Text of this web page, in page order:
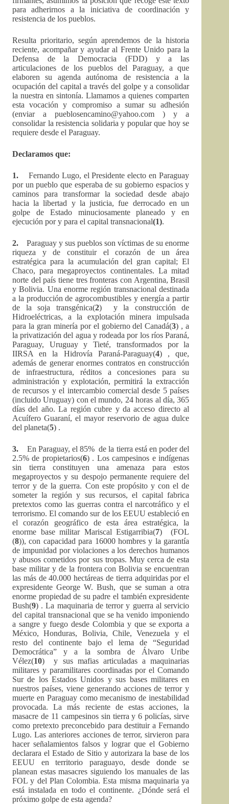
para adherirnos a la iniciativa de coordinación y
resistencia de los pueblos.
Resulta prioritario, según aprendemos de la historia
reciente, acompañar y ayudar al Frente Unido para la
Defensa de la Democracia (FDD) y a las
articulaciones de los pueblos del Paraguay, a que
elaboren su agenda autónoma de resistencia a la
ocupación del capital a través del golpe y a consolidar
la nuestra en sintonía. Llamamos a quienes comparten
esta vocación y compromiso a sumar su adhesión
(enviar apueblosencamino@yahoo.com ) y a
consolidar la resistencia solidaria y popular que hoy se
requiere desde el Paraguay.
Declaramos que:
1.
Fernando Lugo, el Presidente electo en Paraguay
por un pueblo que esperaba de su gobierno espacios y
caminos para transformar la sociedad desde abajo
hacia la libertad y la justicia, fue derrocado en un
golpe de Estado minuciosamente planeado y en
ejecución por y para el capital transnacional(1).
2.
Paraguay y sus pueblos son víctimas de su enorme
riqueza y de constituir el corazón de un área
estratégica para la acumulación del gran capital; El
Chaco, para megaproyectos continentales. La mitad
norte del país tiene tres fronteras con Argentina, Brasil
y Bolivia. Una enorme región transnacional destinada
a la producción de agrocombustibles y energía a partir
de la soja transgénica(2) y la construcción de
Hidroeléctricas, a la explotación minera impulsada
para la gran minería por el gobierno del Canadá(3) , a
la privatización del agua y rodeada por los ríos Paraná,
Paraguay, Uruguay y Tieté, transformados por la
IIRSA en la Hidrovía Paraná-Paraguay(4) , que,
además de generar enormes contratos en construcción
de infraestructura, réditos a concesiones para su
administración y explotación, permitirá la extracción
de recursos y el intercambio comercial desde 5 países
(incluido Uruguay) con el mundo, 24 horas al día, 365
días del año. La región cubre y da acceso directo al
Acuífero Guaraní, el mayor reservorio de agua dulce
del planeta(5) .
3.
En Paraguay, el 85% de la tierra está en poder del
2.5% de propietarios(6) . Los campesinos e indígenas
sin tierra constituyen una amenaza para estos
megaproyectos y su despojo permanente requiere del
terror y de la guerra. Con este propósito y con el de
someter la región y sus recursos, el capital fabrica
pretextos como las guerras contra el narcotráfico y el
terrorismo. El comando sur de los EEUU estableció en
el corazón geográfico de esta área estratégica, la
enorme base militar Mariscal Estigarribia(7) (FOL
(8)), con capacidad para 16000 hombres y la garantía
de impunidad por violaciones a los derechos humanos
y abusos cometidos por sus tropas. Muy cerca de esta
base militar y de la frontera con Bolivia se encuentran
las más de 40.000 hectáreas de tierra adquiridas por el
expresidente George W. Bush, que se suman a otra
enorme propiedad de su padre el también expresidente
Bush(9) . La maquinaria de terror y guerra al servicio
del capital transnacional que se ha venido imponiendo
a sangre y fuego desde Colombia y que se exporta a
México, Honduras, Bolivia, Chile, Venezuela y el
resto del continente bajo el lema de “Seguridad
Democrática” y a la sombra de Álvaro Uribe
Vélez(10) y sus mafias articuladas a maquinarias
militares y paramilitares coordinadas por el Comando
Sur de los Estados Unidos y sus bases militares en
nuestros países, viene generando acciones de terror y
muerte en Paraguay como mecanismo de inestabilidad
provocada. La más reciente de estas acciones, la
masacre de 11 campesinos sin tierra y 6 policías, sirve
como pretexto preconcebido para destituir a Fernando
Lugo. Las anteriores acciones de terror, sirvieron para
hacer señalamientos falsos y lograr que el Gobierno
declarara el Estado de Sitio y autorizara la base de los
EEUU en territorio paraguayo, desde donde se
planean estas masacres siguiendo los manuales de las
FOL y del Plan Colombia. Esta misma maquinaria ya
está instalada en todo el continente. ¿Dónde será el
próximo golpe de esta agenda?